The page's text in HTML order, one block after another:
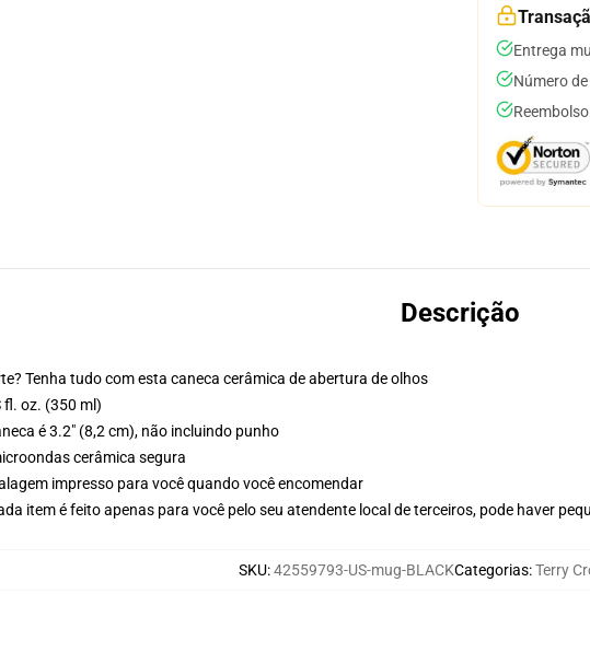
Entrega
Número
Descrição
Tenha tudo com esta caneca cerâmica de abertura de olhos
fl. oz. (350 ml)
é 3.2" (8,2 cm), não incluindo punho
cerâmica segura
impresso para você quando você encomendar
item é feito apenas para você pelo seu atendente local de terceiros, pode haver
SKU:42559793-US-mug-BLACKCategorias:Terry